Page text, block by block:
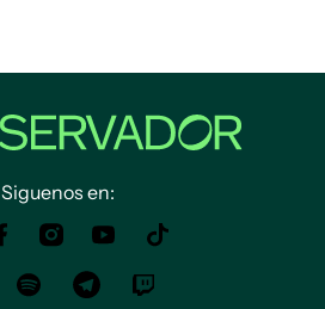
Siguenos en: